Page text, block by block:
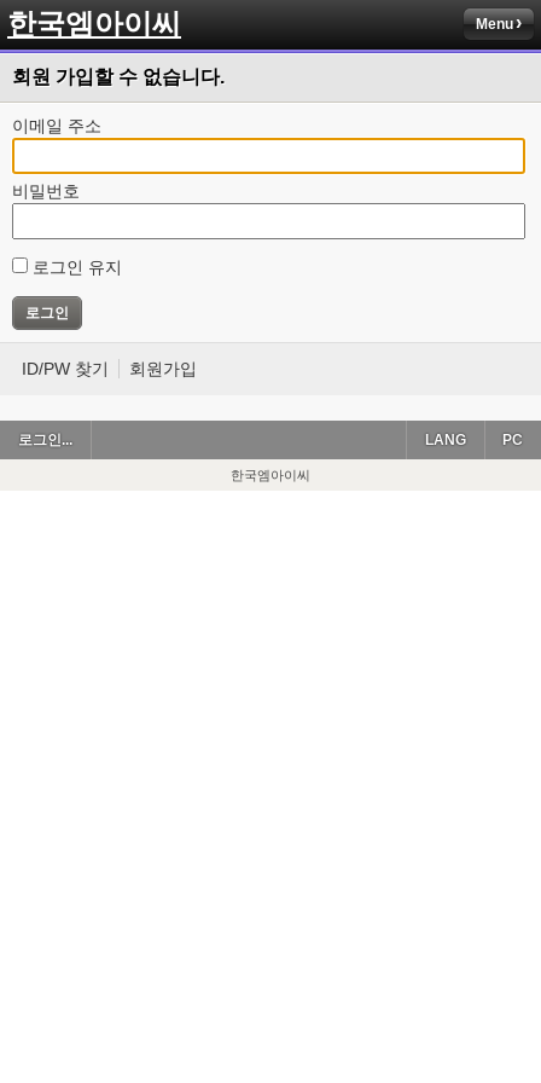
한국엠아이씨 Menu
회원 가입할 수 없습니다.
이메일 주소
비밀번호
로그인 유지
ID/PW 찾기 회원가입
로그인... PC
LANG
한국엠아이씨